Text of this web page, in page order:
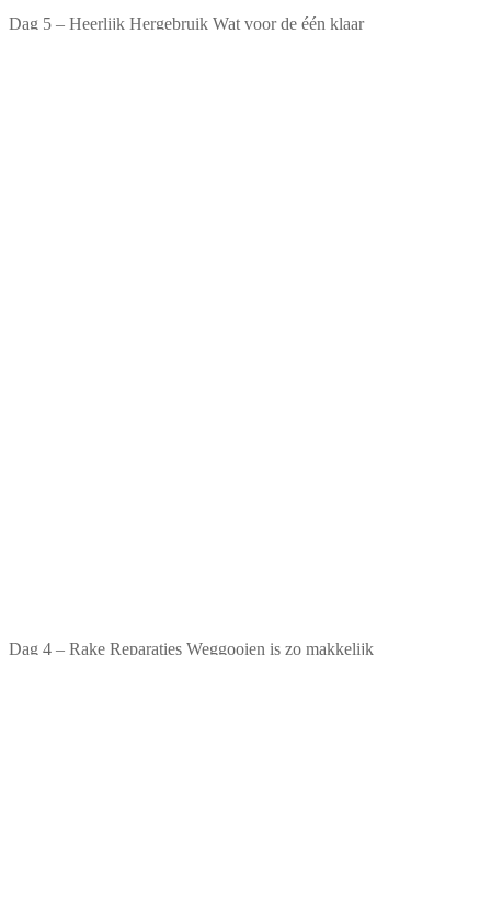
Dag 5 – Heerlijk Hergebruik Wat voor de één klaar
Dag 4 – Rake Reparaties Weggooien is zo makkelijk